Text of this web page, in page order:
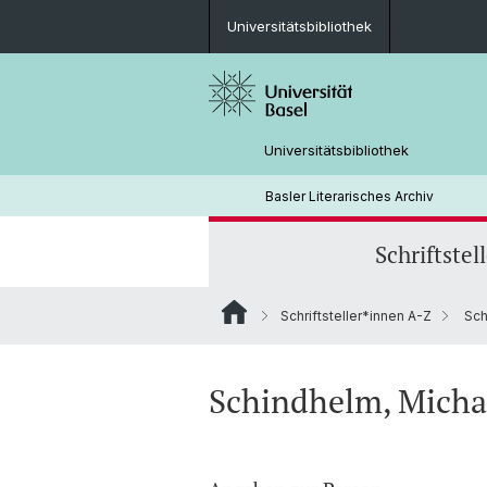
Universitätsbibliothek
Universitätsbibliothek
Basler Literarisches Archiv
Schriftsteller*innen A-Z
Schindhelm,